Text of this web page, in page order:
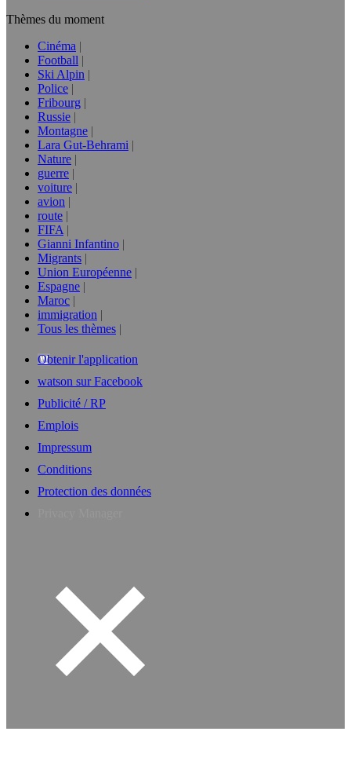
Thèmes du moment
Cinéma
Football
Ski Alpin
Police
Fribourg
Russie
Montagne
Lara Gut-Behrami
Nature
guerre
voiture
avion
route
FIFA
Gianni Infantino
Migrants
Union Européenne
Espagne
Maroc
immigration
Tous les thèmes
Obtenir l'application
watson sur Facebook
Publicité / RP
Emplois
Impressum
Conditions
Protection des données